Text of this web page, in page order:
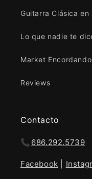
Guitarra Clásica en
Lo que nadie te
Market Encordando
Reviews
Contacto
📞 686.292.5739
Facebook